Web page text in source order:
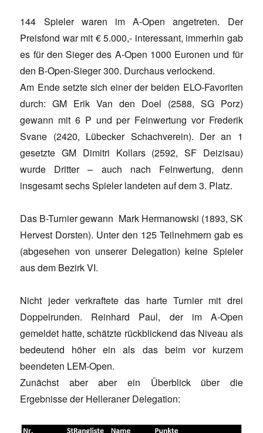
144 Spieler waren im A-Open angetreten. Der
Preisfond war mit € 5.000,- interessant, immerhin gab
es für den Sieger des A-Open 1000 Euronen und für
den B-Open-Sieger 300. Durchaus verlockend.
Am Ende setzte sich einer der beiden ELO-Favoriten
durch: GM Erik Van den Doel (2588, SG Porz)
gewann mit 6 P und per Feinwertung vor Frederik
Svane (2420, Lübecker Schachverein). Der an 1
gesetzte GM Dimitri Kollars (2592, SF Deizisau)
wurde Dritter – auch nach Feinwertung, denn
insgesamt sechs Spieler landeten auf dem 3. Platz.
Das B-Turnier gewann Mark Hermanowski (1893, SK
Hervest Dorsten). Unter den 125 Teilnehmern gab es
(abgesehen von unserer Delegation) keine Spieler
aus dem Bezirk VI.
Nicht jeder verkraftete das harte Turnier mit drei
Doppelrunden. Reinhard Paul, der im A-Open
gemeldet hatte, schätzte rückblickend das Niveau als
bedeutend höher ein als das beim vor kurzem
beendeten LEM-Open.
Zunächst aber aber ein Überblick über die
Ergebnisse der Helleraner Delegation: